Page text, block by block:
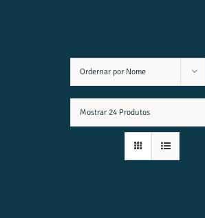
Ordernar por Nome
Mostrar 24 Produtos